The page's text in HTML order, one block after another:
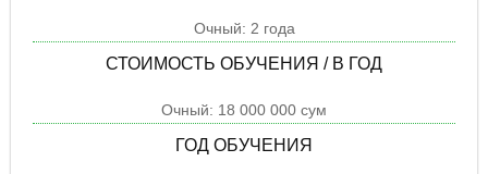
Очный: 2 года
СТОИМОСТЬ ОБУЧЕНИЯ / В ГОД
Очный: 18 000 000 сум
ГОД ОБУЧЕНИЯ